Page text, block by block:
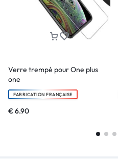
Verre trempé pour One plus
one
FABRICATION FRANÇAISE
€6.90